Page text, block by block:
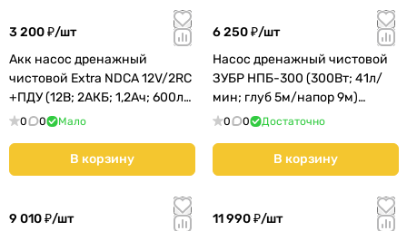
3 200 ₽/шт
Акк насос дренажный
чистовой Extra NDCA 12V/2RC
+ПДУ (12В; 2АКБ; 1,2Ач; 600л/
ч; напор 1,5м)
0 0 Мало
В корзину
6 250 ₽/шт
Насос дренажный чистовой
ЗУБР НПБ-300 (300Вт; 41л/
мин; глуб 5м/напор 9м)
КМС01
0 0 Достаточно
В корзину
9 010 ₽/шт
11 990 ₽/шт